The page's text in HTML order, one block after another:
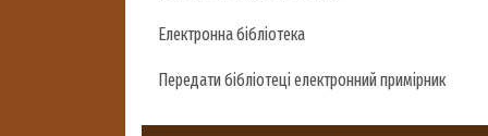
Електронна бібліотека
Передати бібліотеці електронний примірник